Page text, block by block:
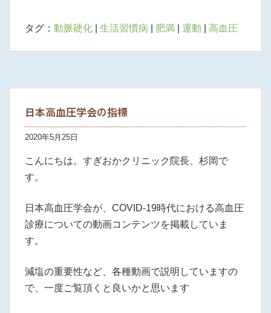
タグ： 動脈硬化 生活習慣病 肥満 運動 高血圧
日本高血圧学会の指標
2020年5月25日
こんにちは。すぎおかクリニック院長、杉岡で
す。
日本高血圧学会が、COVID-19時代における高血圧
診療についての動画コンテンツを掲載していま
す。
減塩の重要性など、各種動画で説明していますの
で、一度ご覧頂くと良いかと思います